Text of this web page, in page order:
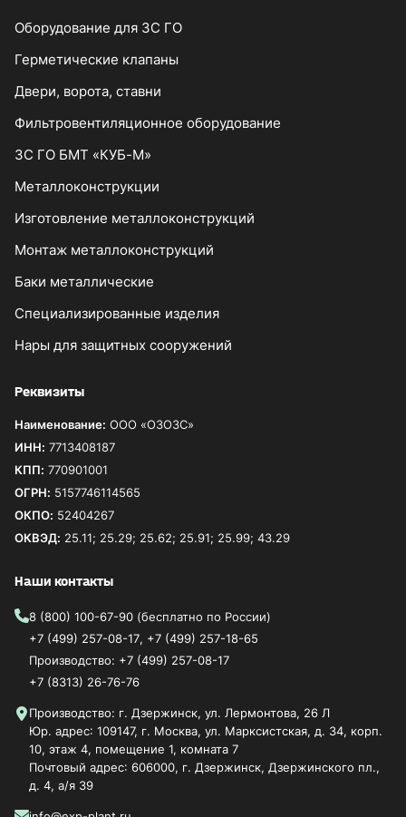
Оборудование для ЗС ГО
Герметические клапаны
Двери, ворота, ставни
Фильтровентиляционное оборудование
ЗС ГО БМТ «КУБ-М»
Металлоконструкции
Изготовление металлоконструкций
Монтаж металлоконструкций
Баки металлические
Специализированные изделия
Нары для защитных сооружений
Реквизиты
Наименование: ООО «ОЗОЗС»
ИНН: 7713408187
КПП: 770901001
ОГРН: 5157746114565
ОКПО: 52404267
ОКВЭД: 25.11; 25.29; 25.62; 25.91; 25.99; 43.29
Наши контакты
8 (800) 100-67-90 (бесплатно по России)
+7 (499) 257-08-17, +7 (499) 257-18-65
Производство: +7 (499) 257-08-17
+7 (8313) 26-76-76
Производство: г. Дзержинск, ул. Лермонтова, 26 Л
Юр. адрес: 109147, г. Москва, ул. Марксистская, д. 34, корп.
10, этаж 4, помещение 1, комната 7
Почтовый адрес: 606000, г. Дзержинск, Дзержинского пл.,
д. 4, а/я 39